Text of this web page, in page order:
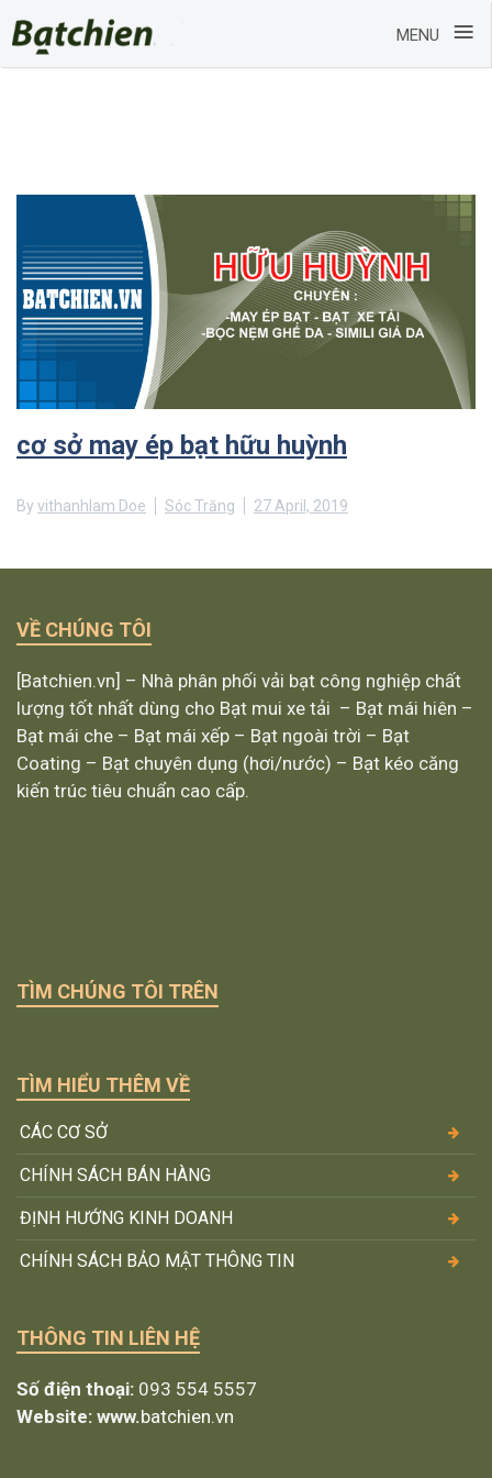
MENU ≡
cơ sở may ép bạt hữu huỳnh
By vithanhlam Doe Sóc Trăng 27 April, 2019
VỀ CHÚNG TÔI
[Batchien.vn] – Nhà phân phối vải bạt công nghiệp chất
lượng tốt nhất dùng cho Bạt mui xe tải – Bạt mái hiên –
Bạt mái che – Bạt mái xếp – Bạt ngoài trời – Bạt
Coating – Bạt chuyên dụng (hơi/nước) – Bạt kéo căng
kiến trúc tiêu chuẩn cao cấp.
TÌM CHÚNG TÔI TRÊN
TÌM HIỂU THÊM VỀ
CÁC CƠ SỞ
CHÍNH SÁCH BÁN HÀNG
ĐỊNH HƯỚNG KINH DOANH
CHÍNH SÁCH BẢO MẬT THÔNG TIN
THÔNG TIN LIÊN HỆ
Số điện thoại: 093 554 5557
Website: www.batchien.vn